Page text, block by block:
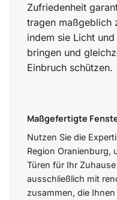
Zufriedenheit
tragen maßgeblich
indem sie Licht
bringen und
Einbruch schützen.
Maßgefertigte
Nutzen Sie die
Region Oranienburg,
Türen für Ihr
ausschließlich mit
zusammen, die